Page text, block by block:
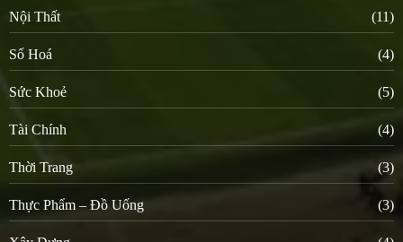
Nội Thất (11)
Số Hoá (4)
Sức Khoẻ (5)
Tài Chính (4)
Thời Trang (3)
Thực Phẩm – Đồ Uống (3)